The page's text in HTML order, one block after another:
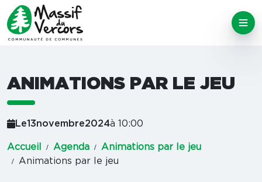
ANIMATIONS PAR LE JEU
Le13novembre2024à 10:00
Accueil Agenda
Animations par le jeu
Animations par le jeu